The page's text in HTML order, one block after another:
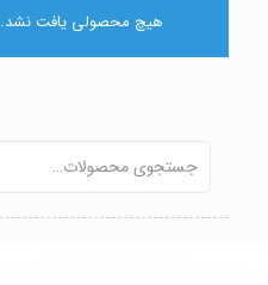
هیچ محصولی یافت نشد.